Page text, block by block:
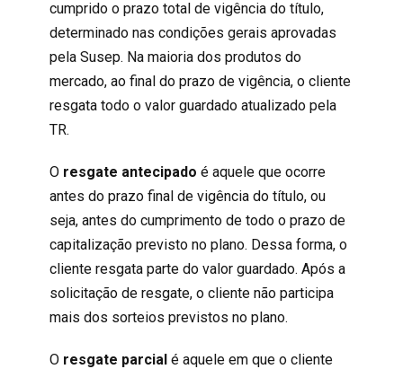
cumprido o prazo total de vigência do título,
determinado nas condições gerais aprovadas
pela Susep. Na maioria dos produtos do
mercado, ao final do prazo de vigência, o cliente
resgata todo o valor guardado atualizado pela
TR.
O resgate antecipado é aquele que ocorre
antes do prazo final de vigência do título, ou
seja, antes do cumprimento de todo o prazo de
capitalização previsto no plano. Dessa forma, o
cliente resgata parte do valor guardado. Após a
solicitação de resgate, o cliente não participa
mais dos sorteios previstos no plano.
O resgate parcialé aquele em que o cliente